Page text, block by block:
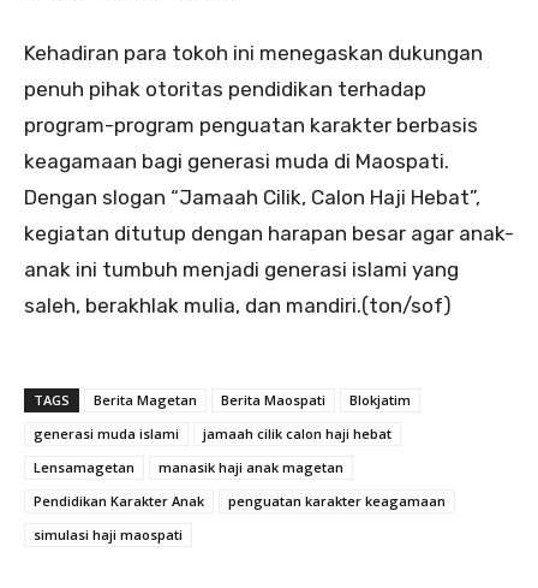
Kehadiran para tokoh ini menegaskan dukungan
penuh pihak otoritas pendidikan terhadap
program-program penguatan karakter berbasis
keagamaan bagi generasi muda di Maospati.
Dengan slogan “Jamaah Cilik, Calon Haji Hebat”,
kegiatan ditutup dengan harapan besar agar anak-
anak ini tumbuh menjadi generasi islami yang
saleh, berakhlak mulia, dan mandiri.(ton/sof)
TAGS Berita Magetan Berita Maospati
Blokjatim
generasi muda islami
jamaah cilik calon haji hebat
Lensamagetan
manasik haji anak magetan
Pendidikan Karakter Anak
penguatan karakter keagamaan
simulasi haji maospati